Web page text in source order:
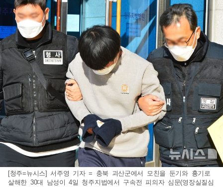
[청주=뉴시스] 서주영 기자 = 충북 괴산군에서 모친을 둔기와 흉기로
살해한 30대 남성이 4일 청주지법에서 구속전 피의자 심문(영장실질심